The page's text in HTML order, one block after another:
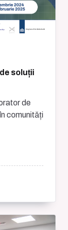
soluții
de
comunități